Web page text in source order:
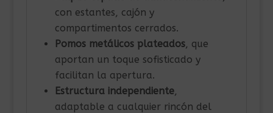
con estantes, cajón y
compartimentos cerrados.
Pomos metálicos plateados, que
aportan un toque sofisticado y
facilitan la apertura.
Estructura independiente,
adaptable a cualquier rincón del